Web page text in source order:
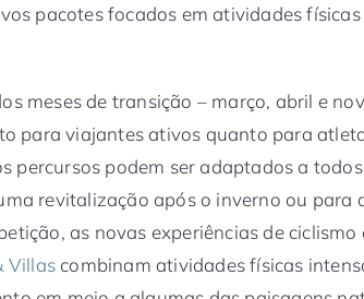
pacotes focados em atividades
meses de transição – março, abril e
para viajantes ativos quanto para
percursos podem ser adaptados a
revitalização após o inverno ou para
as novas experiências de ciclismo
Villas combinam atividades físicas